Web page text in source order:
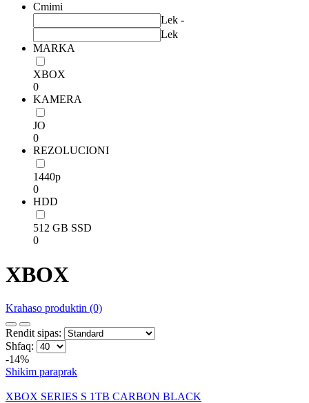
Cmimi
Lek -
Lek
MARKA
XBOX
0
KAMERA
JO
0
REZOLUCIONI
1440p
0
HDD
512 GB SSD
0
XBOX
Krahaso produktin (0)
Rendit sipas:
Shfaq:
-14%
Shikim paraprak
XBOX SERIES S 1TB CARBON BLACK